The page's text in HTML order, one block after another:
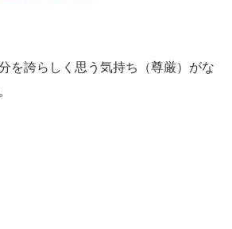
を誇らしく思う気持ち（尊厳）がな